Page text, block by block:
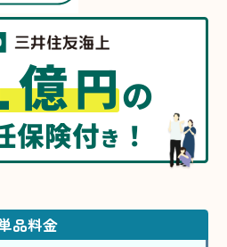
億円の
保険付き ！
品料金